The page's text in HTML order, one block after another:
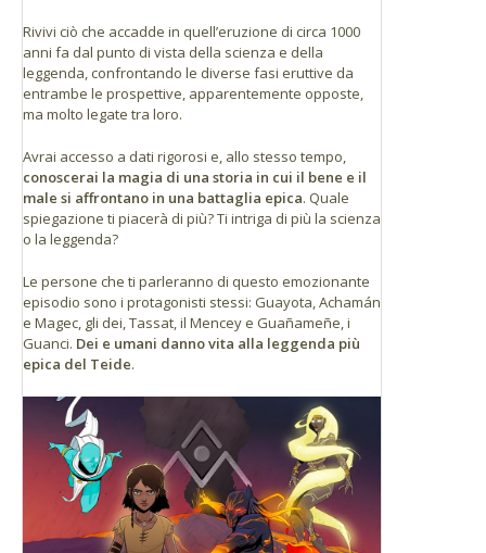
Rivivi ciò che accadde in quell’eruzione di circa 1000
anni fa dal punto di vista della scienza e della
leggenda, confrontando le diverse fasi eruttive da
entrambe le prospettive, apparentemente opposte,
ma molto legate tra loro.
Avrai accesso a dati rigorosi e, allo stesso tempo,
conoscerai la magia di una storia in cui il bene e il
male si affrontano in una battaglia epica. Quale
spiegazione ti piacerà di più? Ti intriga di più la scienza
o la leggenda?
Le persone che ti parleranno di questo emozionante
episodio sono i protagonisti stessi: Guayota, Achamán
e Magec, gli dei, Tassat, il Mencey e Guañameñe, i
Guanci. Dei e umani danno vita alla leggenda più
epica del Teide.